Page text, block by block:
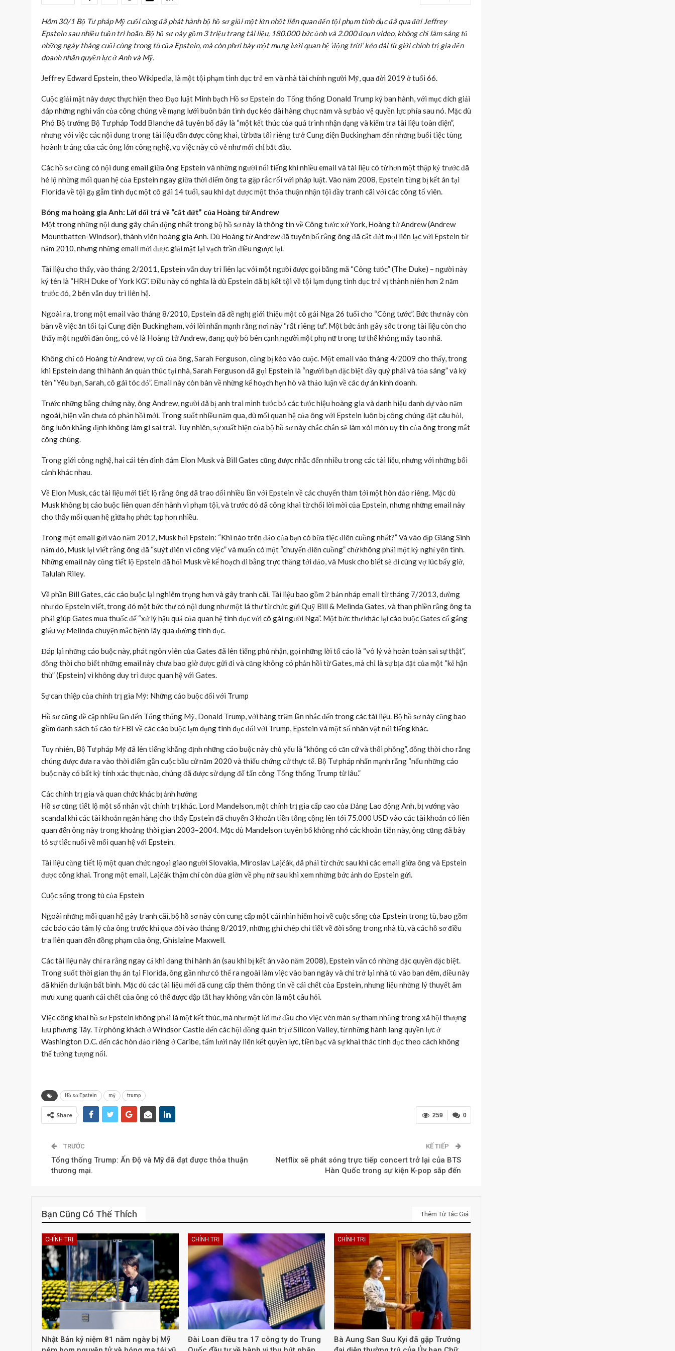
Hôm 30/1 Bộ Tư pháp Mỹ cuối cùng đã phát hành bộ hồ sơ giải mật lớn nhất liên quan đến tội phạm tình dục đã qua đời Jeffrey
Epstein sau nhiều tuần trì hoãn. Bộ hồ sơ này gồm 3 triệu trang tài liệu, 180.000 bức ảnh và 2.000 đoạn video, không chỉ làm sáng tỏ
những ngày tháng cuối cùng trong tù của Epstein, mà còn phơi bày một mạng lưới quan hệ ‘động trời’ kéo dài từ giới chính trị gia đến
doanh nhân quyền lực ở Anh và Mỹ.
Jeffrey Edward Epstein, theo Wikipedia, là một tội phạm tình dục trẻ em và nhà tài chính người Mỹ, qua đời 2019 ở tuổi 66.
Cuộc giải mật này được thực hiện theo Đạo luật Minh bạch Hồ sơ Epstein do Tổng thống Donald Trump ký ban hành, với mục đích giải
đáp những nghi vấn của công chúng về mạng lưới buôn bán tình dục kéo dài hàng chục năm và sự bảo vệ quyền lực phía sau nó. Mặc dù
Phó Bộ trưởng Bộ Tư pháp Todd Blanche đã tuyên bố đây là “một kết thúc của quá trình nhận dạng và kiểm tra tài liệu toàn diện”,
nhưng với việc các nội dung trong tài liệu dần được công khai, từ bữa tối riêng tư ở Cung điện Buckingham đến những buổi tiệc tùng
hoành tráng của các ông lớn công nghệ, vụ việc này có vẻ như mới chỉ bắt đầu.
Các hồ sơ cũng có nội dung email giữa ông Epstein và những người nổi tiếng khi nhiều email và tài liệu có từ hơn một thập kỷ trước đã
hé lộ những mối quan hệ của Epstein ngay giữa thời điểm ông ta gặp rắc rối với pháp luật. Vào năm 2008, Epstein từng bị kết án tại
Florida về tội gạ gẫm tình dục một cô gái 14 tuổi, sau khi đạt được một thỏa thuận nhận tội đầy tranh cãi với các công tố viên.
Bóng ma hoàng gia Anh: Lời dối trá về “cắt đứt” của Hoàng tử Andrew
Một trong những nội dung gây chấn động nhất trong bộ hồ sơ này là thông tin về Công tước xứ York, Hoàng tử Andrew (Andrew
Mountbatten-Windsor), thành viên hoàng gia Anh. Dù Hoàng tử Andrew đã tuyên bố rằng ông đã cắt đứt mọi liên lạc với Epstein từ
năm 2010, nhưng những email mới được giải mật lại vạch trần điều ngược lại.
Tài liệu cho thấy, vào tháng 2/2011, Epstein vẫn duy trì liên lạc với một người được gọi bằng mã “Công tước” (The Duke) – người này
ký tên là “HRH Duke of York KG”. Điều này có nghĩa là dù Epstein đã bị kết tội về tội lạm dụng tình dục trẻ vị thành niên hơn 2 năm
trước đó, 2 bên vẫn duy trì liên hệ.
Ngoài ra, trong một email vào tháng 8/2010, Epstein đã đề nghị giới thiệu một cô gái Nga 26 tuổi cho “Công tước”. Bức thư này còn
bàn về việc ăn tối tại Cung điện Buckingham, với lời nhấn mạnh rằng nơi này “rất riêng tư”. Một bức ảnh gây sốc trong tài liệu còn cho
thấy một người đàn ông, có vẻ là Hoàng tử Andrew, đang quỳ bò bên cạnh người một phụ nữ trong tư thế không mấy tao nhã.
Không chỉ có Hoàng tử Andrew, vợ cũ của ông, Sarah Ferguson, cũng bị kéo vào cuộc. Một email vào tháng 4/2009 cho thấy, trong
khi Epstein đang thi hành án quản thúc tại nhà, Sarah Ferguson đã gọi Epstein là “người bạn đặc biệt đầy quý phái và tỏa sáng” và ký
tên “Yêu bạn, Sarah, cô gái tóc đỏ”. Email này còn bàn về những kế hoạch hẹn hò và thảo luận về các dự án kinh doanh.
Trước những bằng chứng này, ông Andrew, người đã bị anh trai mình tước bỏ các tước hiệu hoàng gia và danh hiệu danh dự vào năm
ngoái, hiện vẫn chưa có phản hồi mới. Trong suốt nhiều năm qua, dù mối quan hệ của ông với Epstein luôn bị công chúng đặt câu hỏi,
ông luôn khẳng định không làm gì sai trái. Tuy nhiên, sự xuất hiện của bộ hồ sơ này chắc chắn sẽ làm xói mòn uy tín của ông trong mắt
công chúng.
Trong giới công nghệ, hai cái tên đình đám Elon Musk và Bill Gates cũng được nhắc đến nhiều trong các tài liệu, nhưng với những bối
cảnh khác nhau.
Về Elon Musk, các tài liệu mới tiết lộ rằng ông đã trao đổi nhiều lần với Epstein về các chuyến thăm tới một hòn đảo riêng. Mặc dù
Musk không bị cáo buộc liên quan đến hành vi phạm tội, và trước đó đã công khai từ chối lời mời của Epstein, nhưng những email này
cho thấy mối quan hệ giữa họ phức tạp hơn nhiều.
Trong một email gửi vào năm 2012, Musk hỏi Epstein: “Khi nào trên đảo của bạn có bữa tiệc điên cuồng nhất?” Và vào dịp Giáng Sinh
năm đó, Musk lại viết rằng ông đã “suýt điên vì công việc” và muốn có một “chuyến điên cuồng” chứ không phải một kỳ nghỉ yên tĩnh.
Những email này cũng tiết lộ Epstein đã hỏi Musk về kế hoạch đi bằng trực thăng tới đảo, và Musk cho biết sẽ đi cùng vợ lúc bấy giờ,
Talulah Riley.
Về phần Bill Gates, các cáo buộc lại nghiêm trọng hơn và gây tranh cãi. Tài liệu bao gồm 2 bản nháp email từ tháng 7/2013, dường
như do Epstein viết, trong đó một bức thư có nội dung như một lá thư từ chức gửi Quỹ Bill & Melinda Gates, và than phiền rằng ông ta
phải giúp Gates mua thuốc để “xử lý hậu quả của quan hệ tình dục với cô gái người Nga”. Một bức thư khác lại cáo buộc Gates cố gắng
giấu vợ Melinda chuyện mắc bệnh lây qua đường tình dục.
Đáp lại những cáo buộc này, phát ngôn viên của Gates đã lên tiếng phủ nhận, gọi những lời tố cáo là “vô lý và hoàn toàn sai sự thật”,
đồng thời cho biết những email này chưa bao giờ được gửi đi và cũng không có phản hồi từ Gates, mà chỉ là sự bịa đặt của một “kẻ hận
thù” (Epstein) vì không duy trì được quan hệ với Gates.
Sự can thiệp của chính trị gia Mỹ: Những cáo buộc đối với Trump
Hồ sơ cũng đề cập nhiều lần đến Tổng thống Mỹ, Donald Trump, với hàng trăm lần nhắc đến trong các tài liệu. Bộ hồ sơ này cũng bao
gồm danh sách tố cáo từ FBI về các cáo buộc lạm dụng tình dục đối với Trump, Epstein và một số nhân vật nổi tiếng khác.
Tuy nhiên, Bộ Tư pháp Mỹ đã lên tiếng khẳng định những cáo buộc này chủ yếu là “không có căn cứ và thổi phồng”, đồng thời cho rằng
chúng được đưa ra vào thời điểm gần cuộc bầu cử năm 2020 và thiếu chứng cứ thực tế. Bộ Tư pháp nhấn mạnh rằng “nếu những cáo
buộc này có bất kỳ tính xác thực nào, chúng đã được sử dụng để tấn công Tổng thống Trump từ lâu.”
Các chính trị gia và quan chức khác bị ảnh hưởng
Hồ sơ cũng tiết lộ một số nhân vật chính trị khác. Lord Mandelson, một chính trị gia cấp cao của Đảng Lao động Anh, bị vướng vào
scandal khi các tài khoản ngân hàng cho thấy Epstein đã chuyển 3 khoản tiền tổng cộng lên tới 75.000 USD vào các tài khoản có liên
quan đến ông này trong khoảng thời gian 2003–2004. Mặc dù Mandelson tuyên bố không nhớ các khoản tiền này, ông cũng đã bày
tỏ sự tiếc nuối về mối quan hệ với Epstein.
Tài liệu cũng tiết lộ một quan chức ngoại giao người Slovakia, Miroslav Lajčák, đã phải từ chức sau khi các email giữa ông và Epstein
được công khai. Trong một email, Lajčák thậm chí còn đùa giỡn về phụ nữ sau khi xem những bức ảnh do Epstein gửi.
Cuộc sống trong tù của Epstein
Ngoài những mối quan hệ gây tranh cãi, bộ hồ sơ này còn cung cấp một cái nhìn hiếm hoi về cuộc sống của Epstein trong tù, bao gồm
các báo cáo tâm lý của ông trước khi qua đời vào tháng 8/2019, những ghi chép chi tiết về đời sống trong nhà tù, và các hồ sơ điều
tra liên quan đến đồng phạm của ông, Ghislaine Maxwell.
Các tài liệu này chỉ ra rằng ngay cả khi đang thi hành án (sau khi bị kết án vào năm 2008), Epstein vẫn có những đặc quyền đặc biệt.
Trong suốt thời gian thụ án tại Florida, ông gần như có thể ra ngoài làm việc vào ban ngày và chỉ trở lại nhà tù vào ban đêm, điều này
đã khiến dư luận bất bình. Mặc dù các tài liệu mới đã cung cấp thêm thông tin về cái chết của Epstein, nhưng liệu những lý thuyết âm
mưu xung quanh cái chết của ông có thể được dập tắt hay không vẫn còn là một câu hỏi.
Việc công khai hồ sơ Epstein không phải là một kết thúc, mà như một lời mở đầu cho việc vén màn sự tham nhũng trong xã hội thượng
lưu phương Tây. Từ phòng khách ở Windsor Castle đến các hội đồng quản trị ở Silicon Valley, từ những hành lang quyền lực ở
Washington D.C. đến các hòn đảo riêng ở Caribe, tấm lưới này liên kết quyền lực, tiền bạc và sự khai thác tình dục theo cách không
thể tưởng tượng nổi.
Hồ sơ Epstein mỹ trump
0
259
Share
TRƯỚC
Tổng thống Trump: Ấn Độ và Mỹ đã đạt được thỏa thuận
thương mại.
KẾ TIẾP
Netflix sẽ phát sóng trực tiếp concert trở lại của BTS
Hàn Quốc trong sự kiện K-pop sắp đến
Bạn Cũng Có Thể Thích Thêm Từ Tác Giả
CHÍNH TRỊ
Nhật Bản kỷ niệm 81 năm ngày bị Mỹ
CHÍNH TRỊ
Đài Loan điều tra 17 công ty do Trung
CHÍNH TRỊ
Bà Aung San Suu Kyi đã gặp Trưởng